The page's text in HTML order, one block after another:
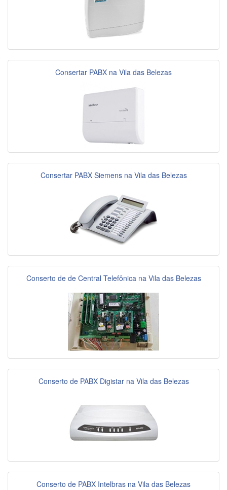
Consertar PABX na Vila das Belezas
Consertar PABX Siemens na Vila das Belezas
Conserto de de Central Telefônica na Vila das Belezas
Conserto de PABX Digistar na Vila das Belezas
Conserto de PABX Intelbras na Vila das Belezas